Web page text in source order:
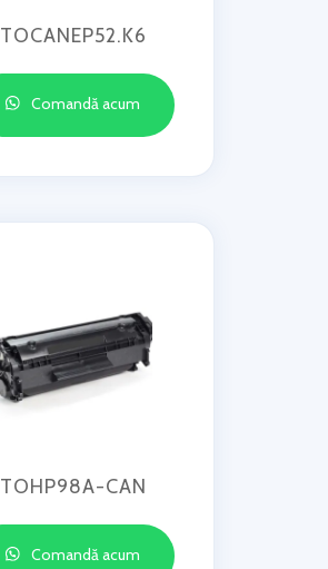
TOCANEP52.K6
Comandă acum
TOHP98A-CAN
Comandă acum